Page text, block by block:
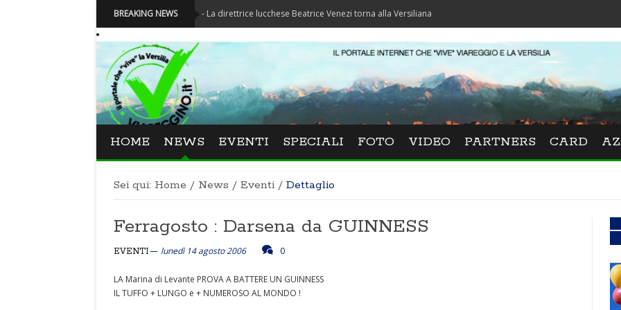
BREAKING NEWS
Festival La Versiliana - La direttrice lucchese Beatrice Venezi torna alla Versiliana
HOME NEWS EVENTI SPECIALI FOTO VIDEO PARTNERS CARD
Sei qui: Home / News / Eventi / Dettaglio
Ferragosto : Darsena da GUINNESS
EVENTI lunedì 14 agosto 2006 0
LA Marina di Levante PROVA A BATTERE UN GUINNESS
IL TUFFO + LUNGO e + NUMEROSO AL MONDO !